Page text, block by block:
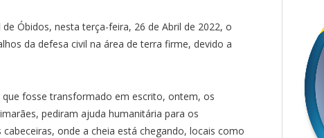
Óbidos, nesta terça-feira, 26 de Abril de 2022, o
da defesa civil na área de terra firme, devido a
fosse transformado em escrito, ontem, os
pediram ajuda humanitária para os
onde a cheia está chegando, locais como